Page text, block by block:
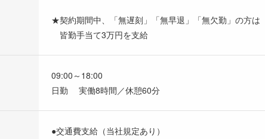
★契約期間中、「無遅刻」「無早退」「無欠勤」の方は
皆勤手当て3万円を支給
09:00～18:00
日勤 実働8時間／休憩60分
●交通費支給（当社規定あり）